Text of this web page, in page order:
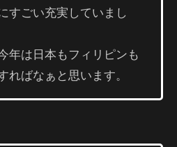
すごい充実していまし
年は日本もフィリピンも
ればなぁと思います。